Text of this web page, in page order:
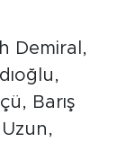
Demiral,
Barış